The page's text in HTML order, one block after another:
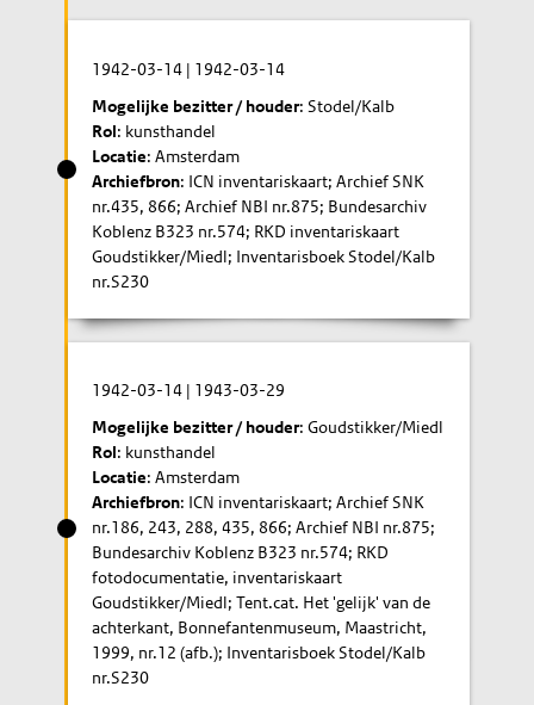
1942-03-14 | 1942-03-14
Mogelijke bezitter / houder: Stodel/Kalb
Rol: kunsthandel
Locatie: Amsterdam
Archiefbron: ICN inventariskaart; Archief SNK
nr.435, 866; Archief NBI nr.875; Bundesarchiv
Koblenz B323 nr.574; RKD inventariskaart
Goudstikker/Miedl; Inventarisboek Stodel/Kalb
nr.S230
1942-03-14 | 1943-03-29
Mogelijke bezitter / houder: Goudstikker/Miedl
Rol: kunsthandel
Locatie: Amsterdam
Archiefbron: ICN inventariskaart; Archief SNK
nr.186, 243, 288, 435, 866; Archief NBI nr.875;
Bundesarchiv Koblenz B323 nr.574; RKD
fotodocumentatie, inventariskaart
Goudstikker/Miedl; Tent.cat. Het 'gelijk' van de
achterkant, Bonnefantenmuseum, Maastricht,
1999, nr.12 (afb.); Inventarisboek Stodel/Kalb
nr.S230